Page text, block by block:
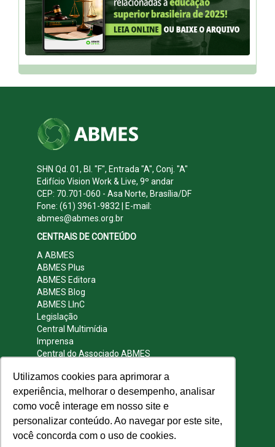
Utilizamos cookies para aprimorar a
experiência, melhorar o desempenho, analisar
como você interage em nosso site e
personalizar conteúdo. Ao navegar por este site,
você concorda com o uso de cookies.
SHN Qd. 01, Bl. "F", Entrada "A", Conj. "A"
Edifício Vision Work & Live, 9º andar
CEP: 70.701-060 - Asa Norte, Brasília/DF
Fone: (61) 3961-9832 | E-mail:
abmes@abmes.org.br
CENTRAIS DE CONTEÚDO
A ABMES
ABMES Plus
ABMES Editora
ABMES Blog
ABMES LInC
Legislação
Central Multimídia
Imprensa
Central do Associado ABMES
REDES SOCIAIS